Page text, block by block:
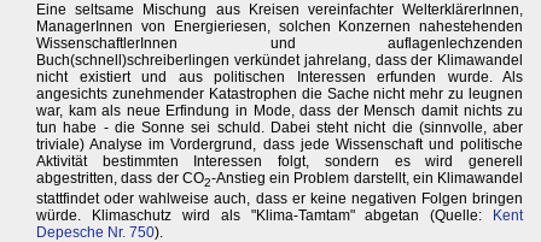
Eine seltsame Mischung aus Kreisen vereinfachter WelterklärerInnen,
ManagerInnen von Energieriesen, solchen Konzernen nahestehenden
WissenschaftlerInnen und auflagenlechzenden
Buch(schnell)schreiberlingen verkündet jahrelang, dass der Klimawandel
nicht existiert und aus politischen Interessen erfunden wurde. Als
angesichts zunehmender Katastrophen die Sache nicht mehr zu leugnen
war, kam als neue Erfindung in Mode, dass der Mensch damit nichts zu
tun habe - die Sonne sei schuld. Dabei steht nicht die (sinnvolle, aber
triviale) Analyse im Vordergrund, dass jede Wissenschaft und politische
Aktivität bestimmten Interessen folgt, sondern es wird generell
abgestritten, dass der CO2-Anstieg ein Problem darstellt, ein Klimawandel
stattfindet oder wahlweise auch, dass er keine negativen Folgen bringen
würde. Klimaschutz wird als "Klima-Tamtam" abgetan (Quelle: Kent
Depesche Nr. 750).